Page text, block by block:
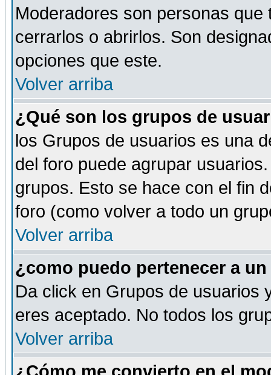
Moderadores son personas
cerrarlos o abrirlos. Son
opciones que este.
Volver arriba
¿Qué son los grupos de
los Grupos de usuarios es una
del foro puede agrupar
grupos. Esto se hace con el fin
foro (como volver a todo un
Volver arriba
¿como puedo pertenecer a
Da click en Grupos de usuarios
eres aceptado. No todos los
Volver arriba